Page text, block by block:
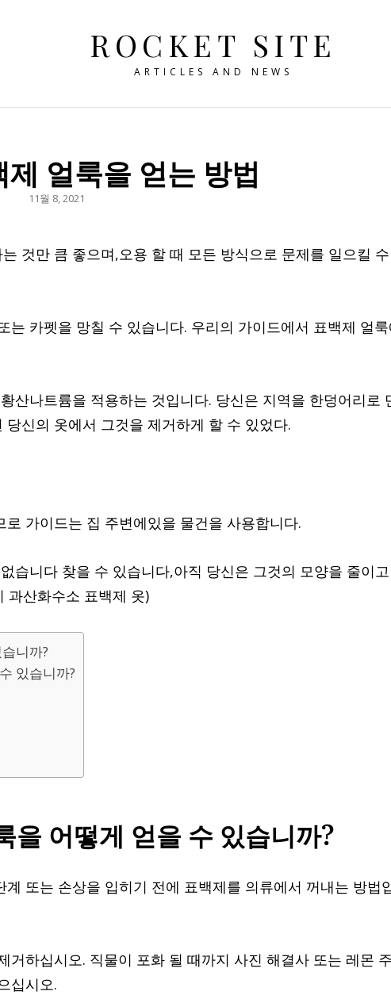
ROCKET SITE
ARTICLES AND NEWS
얼룩을 얻는 방법
POSTED
11월 8, 2021
것만 큼 좋으며,오용 할 때 모든 방식으로 문제를 일으킬
는 카펫을 망칠 수 있습니다. 우리의 가이드에서 표백제 얼
산나트륨을 적용하는 것입니다. 당신은 지역을 한덩어리로
신의 옷에서 그것을 제거하게 할 수 있었다.
가이드는 집 주변에있을 물건을 사용합니다.
습니다 찾을 수 있습니다,아직 당신은 그것의 모양을 줄이
과산화수소 표백제 옷)
니까?
있습니까?
을 어떻게 얻을 수 있습니까?
또는 손상을 입히기 전에 표백제를 의류에서 꺼내는 방법
거하십시오. 직물이 포화 될 때까지 사진 해결사 또는 레몬
십시오.